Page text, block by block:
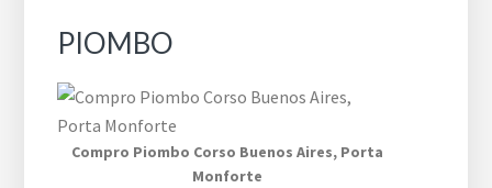
PIOMBO
Compro Piombo ​Corso Buenos Aires,​ Porta
Monforte